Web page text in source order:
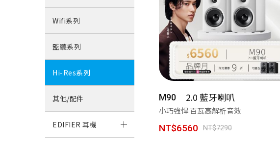
Neobuds Pro 3 旗艦藍牙
視聽效果新進
將感動的想法化成獨
讓好聲音走入生活
Wifi系列
監聽系列
Hi-Res系列
其他/配件
EDIFIER 耳機
M90 2.0 藍牙喇叭
小巧強悍 百瓦高解析音效
NT$6560 NT$7290